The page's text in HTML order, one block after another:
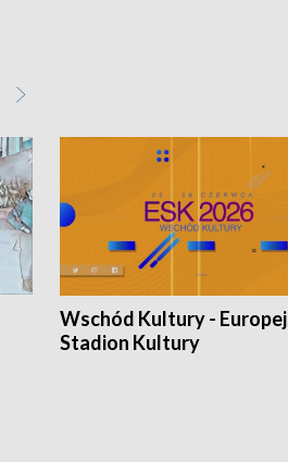
Wschód Kultury -
Stadion Kultury